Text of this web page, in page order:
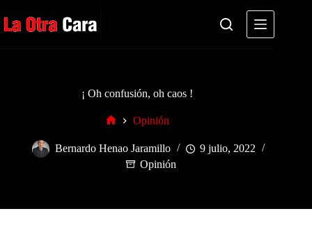
al
contenido
¡ Oh confusión, oh caos !
Opinión
Bernardo Henao Jaramillo
9 julio, 2022
Opinión